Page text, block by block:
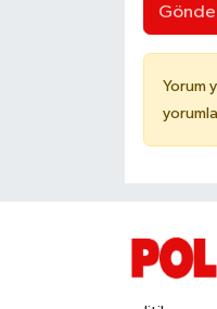
Yorum